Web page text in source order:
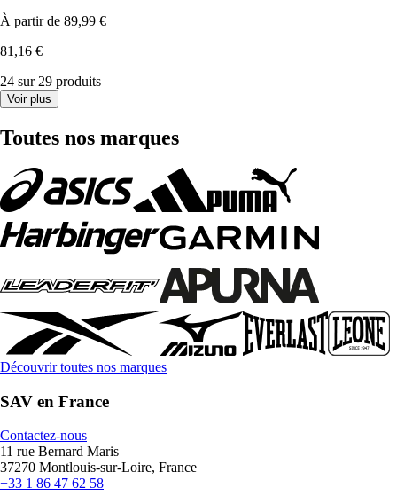
À partir de 89,99 €
81,16 €
24 sur 29 produits
Voir plus
Toutes nos marques
Découvrir toutes nos marques
SAV en France
Contactez-nous
11 rue Bernard Maris
37270 Montlouis-sur-Loire, France
+33 1 86 47 62 58